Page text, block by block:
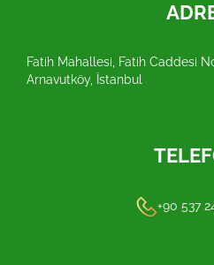
Fatih Mahallesi, Fatih Caddesi
Arnavutköy, İstanbul
+90 537